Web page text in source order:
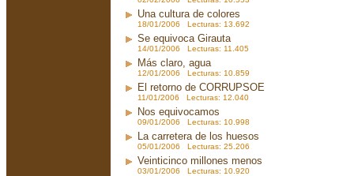
Una cultura de colores
18/01/2006 Lecturas: 13.692
Se equivoca Girauta
14/01/2006 Lecturas: 11.405
Más claro, agua
12/01/2006 Lecturas: 10.859
El retorno de CORRUPSOE
11/01/2006 Lecturas: 12.040
Nos equivocamos
09/01/2006 Lecturas: 10.998
La carretera de los huesos
05/01/2006 Lecturas: 25.206
Veinticinco millones menos
03/01/2006 Lecturas: 10.920